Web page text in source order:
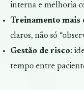
interna e melhoria
Treinamento mais
claros, não só
Gestão de risco:
tempo entre